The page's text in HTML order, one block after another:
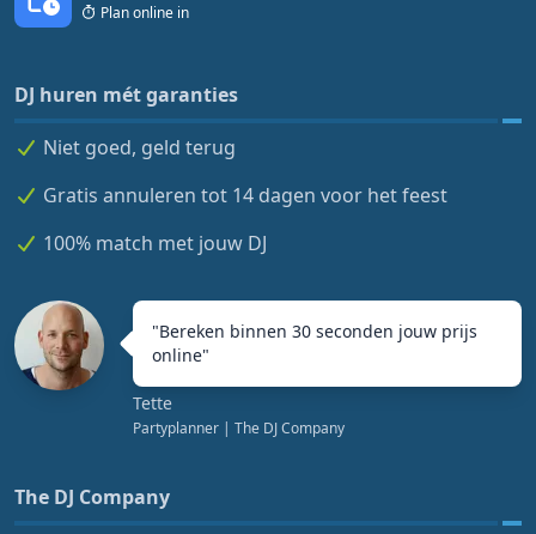
Plan online in
DJ huren mét garanties
Niet goed, geld terug
Gratis annuleren tot 14 dagen voor het feest
100% match met jouw DJ
"Bereken binnen 30 seconden jouw prijs
online"
Tette
Partyplanner | The DJ Company
The DJ Company